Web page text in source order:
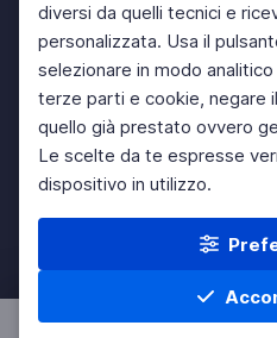
diversi da quelli tecnici e
personalizzata. Usa il
selezionare in modo
terze parti e cookie, negare
quello già prestato ovvero
Le scelte da te espresse
dispositivo in utilizzo.